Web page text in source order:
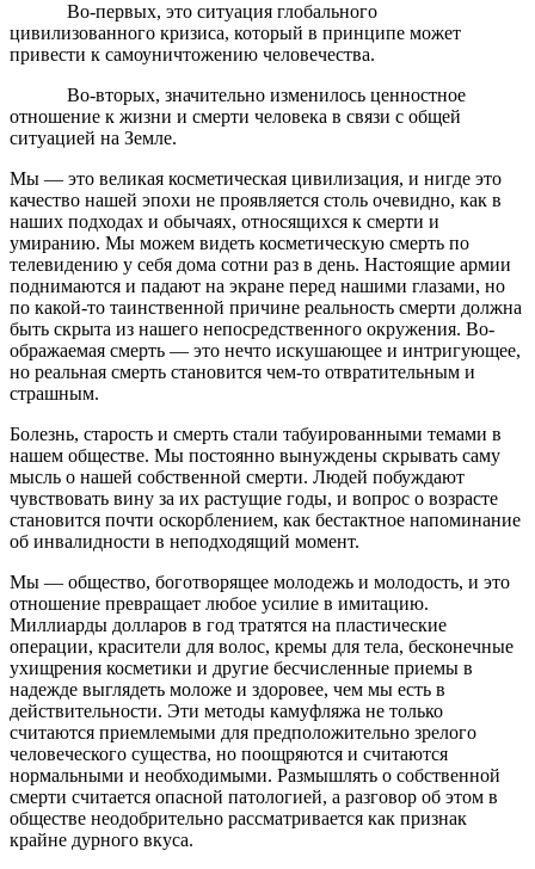
Во-первых, это ситуация глобального
цивилизованного кризиса, который в принципе может
привести к самоуничтожению человечества.
Во-вторых, значительно изменилось ценностное
отношение к жизни и смерти человека в связи с общей
ситуацией на Земле.
Мы — это великая косметическая цивилизация, и нигде это
качество нашей эпохи не проявляется столь очевидно, как в
наших подходах и обычаях, относящих­ся к смерти и
умиранию. Мы можем видеть косметичес­кую смерть по
телевидению у себя дома сотни раз в день. Настоящие армии
поднимаются и падают на экране перед нашими глазами, но
по какой-то таин­ственной причине реальность смерти должна
быть скрыта из нашего непосредственного окружения. Во­
ображаемая смерть — это нечто искушающее и интри­гующее,
но реальная смерть становится чем-то отврати­тельным и
страшным.
Болезнь, старость и смерть стали табуированными темами в
нашем обществе. Мы постоянно вынуждены скрывать саму
мысль о нашей собственной смерти. Людей побуждают
чувствовать вину за их растущие годы, и вопрос о возрасте
становится почти оскорбле­нием, как бестактное напоминание
об инвалидности в неподходящий момент.
Мы — общество, боготворящее молодежь и моло­дость, и это
отношение превращает любое усилие в имитацию.
Миллиарды долларов в год тратятся на пластические
операции, красители для волос, кремы для тела, бесконечные
ухищрения косметики и другие бесчисленные приемы в
надежде выглядеть моложе и здоровее, чем мы есть в
действительности. Эти методы камуфляжа не только
считаются приемлемыми для предположительно зрелого
человеческого существа, но поощряются и считаются
нормальными и необходимы­ми. Размышлять о собственной
смерти считается опас­ной патологией, а разговор об этом в
обществе неодоб­рительно рассматривается как признак
крайне дурного вкуса.